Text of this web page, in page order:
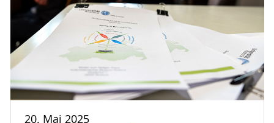
20. Mai 2025